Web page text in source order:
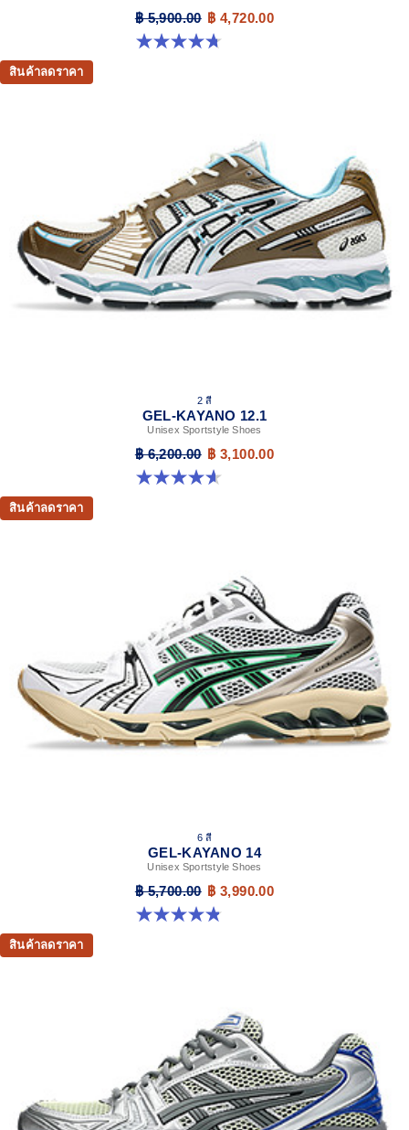
฿ 5,900.00 ฿ 4,720.00
4.7 จาก 5 ดาว 306 รีวิว
สินค้าลดราคา
2 สี
GEL-KAYANO 12.1
Unisex Sportstyle Shoes
฿ 6,200.00 ฿ 3,100.00
4.6 จาก 5 ดาว 13 รีวิว
สินค้าลดราคา
6 สี
GEL-KAYANO 14
Unisex Sportstyle Shoes
฿ 5,700.00 ฿ 3,990.00
4.8 จาก 5 ดาว 111 รีวิว
สินค้าลดราคา